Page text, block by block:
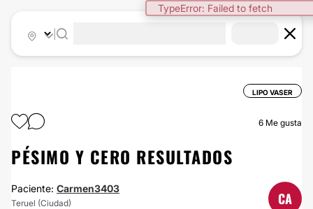
TypeError: Failed to fetch
LIPO VASER
6 Me gusta
PÉSIMO Y CERO RESULTADOS
Paciente: Carmen3403
Teruel (Ciudad) CA